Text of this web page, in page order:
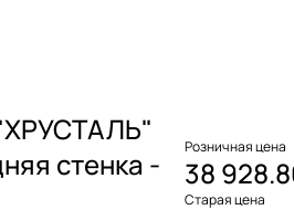
стенка -
Розничная цена
38
Старая цена